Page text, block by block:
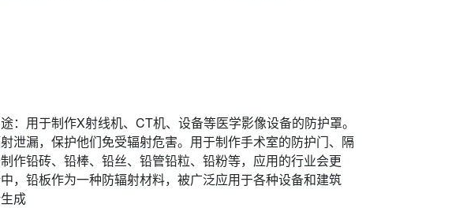
：用于制作X射线机、CT机、设备等医学影像设备的防护罩。
泄漏，保护他们免受辐射危害。用于制作手术室的防护门、隔
作铅砖、铅棒、铅丝、铅管铅粒、铅粉等，应用的行业会更
，铅板作为一种防辐射材料，被广泛应用于各种设备和建筑
成